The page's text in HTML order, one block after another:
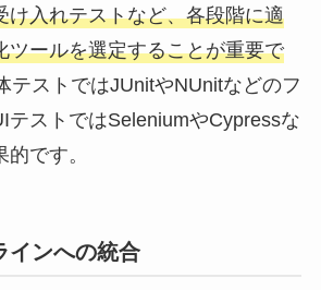
け入れテストなど、各段階に適
ツールを選定することが重要で
テストではJUnitやNUnitなどのフ
テストではSeleniumやCypressな
です。
インへの統合